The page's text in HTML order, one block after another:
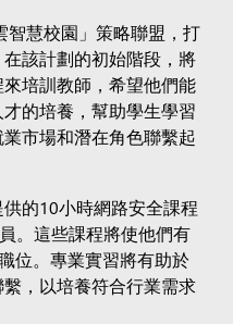
智慧校園」策略聯盟，打
該計劃的初始階段，將
培訓教師，希望他們能
的培養，幫助學生學習
市場和潛在角色聯繫起
的10小時網路安全課程
。這些課程將使他們有
位。專業實習將有助於
，以培養符合行業需求